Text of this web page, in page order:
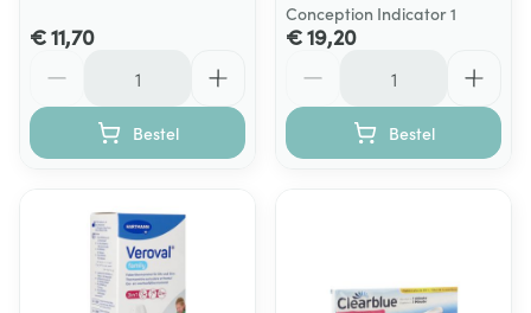
€ 11,70
Bestel
Conception Indicator 1
€ 19,20
Bestel